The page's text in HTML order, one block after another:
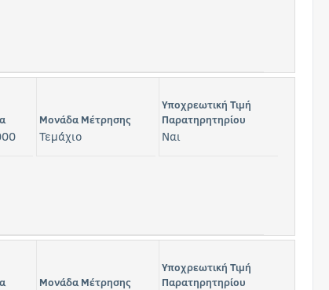
Μονάδα Μέτρησης
Τεμάχιο
Υποχρεωτική Τιμή
Παρατηρητηρίου
Ναι
Μονάδα Μέτρησης
Υποχρεωτική Τιμή
Παρατηρητηρίου